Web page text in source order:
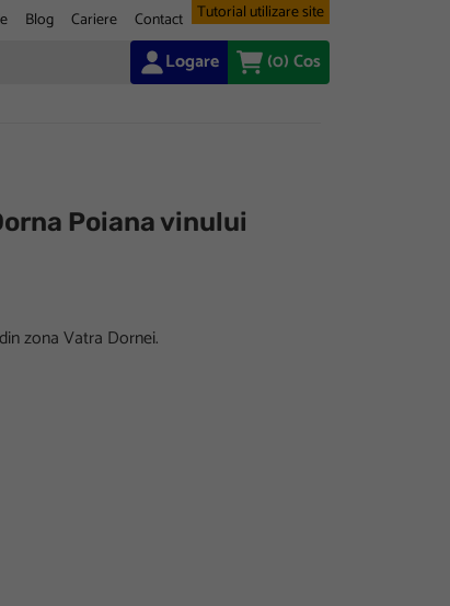
Blog Cariere Contact Tutorial utilizare site
Logare (0)Cos
Poiana vinului
zona Vatra Dornei.